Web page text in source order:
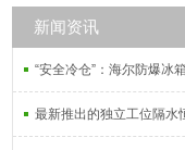
新闻资讯
“安全冷仓”：海尔防爆冰
最新推出的独立工位隔水